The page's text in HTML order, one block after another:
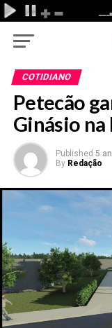
COTIDIANO
Petecão
Ginásio na
Published 5
By Redação